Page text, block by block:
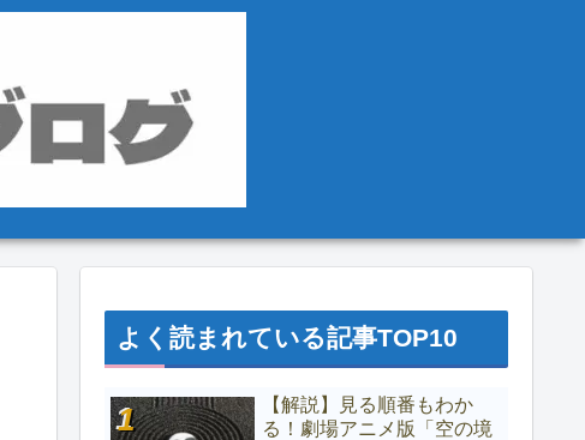
よく読まれている記事TOP10
【解説】見る順番もわか
る！劇場アニメ版「空の境